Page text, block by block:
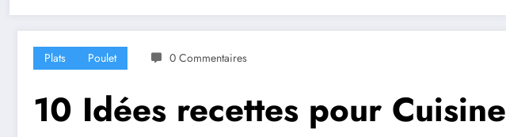
Plats Poulet 0 Commentaires
10 Idées recettes pour